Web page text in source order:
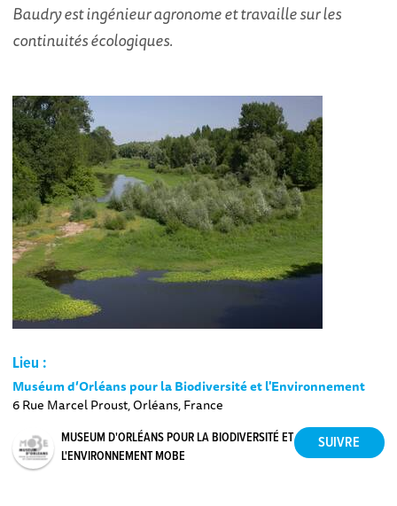
Baudry est ingénieur agronome et travaille sur les
continuités écologiques.
Lieu :
Muséum d’Orléans pour la Biodiversité et l'Environnement
6 Rue Marcel Proust, Orléans, France
MUSEUM D'ORLÉANS POUR LA BIODIVERSITÉ ET
L'ENVIRONNEMENT MOBE